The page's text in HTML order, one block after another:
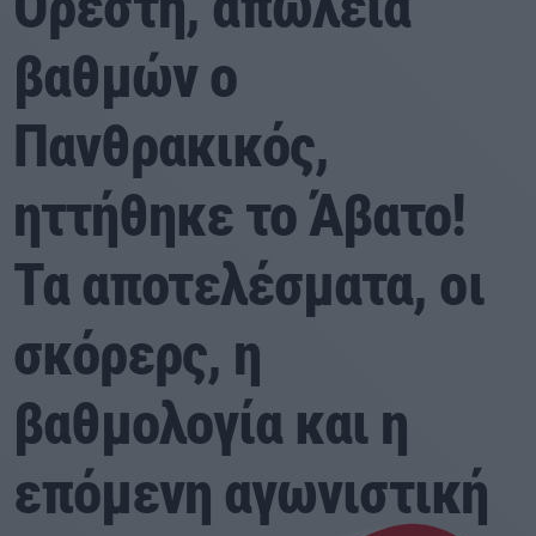
Ειδήσεις
Τοπικά Νέα
Αθλητικά
Τραγούδια της Θράκης
Επικοινωνία
Προσεχείς
ΕΡΚΟ
15:00 - 23:40
βαθμών ο
Πανθρακικός,
ηττήθηκε το Άβατο!
Τα αποτελέσματα, οι
σκόρερς, η
βαθμολογία και η
επόμενη αγωνιστική